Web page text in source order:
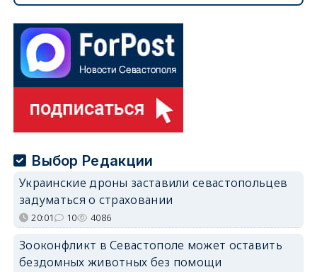
Выбор Редакции
Украинские дроны заставили севастопольцев
задуматься о страховании
20:01 10 4086
Зооконфликт в Севастополе может оставить
бездомных животных без помощи